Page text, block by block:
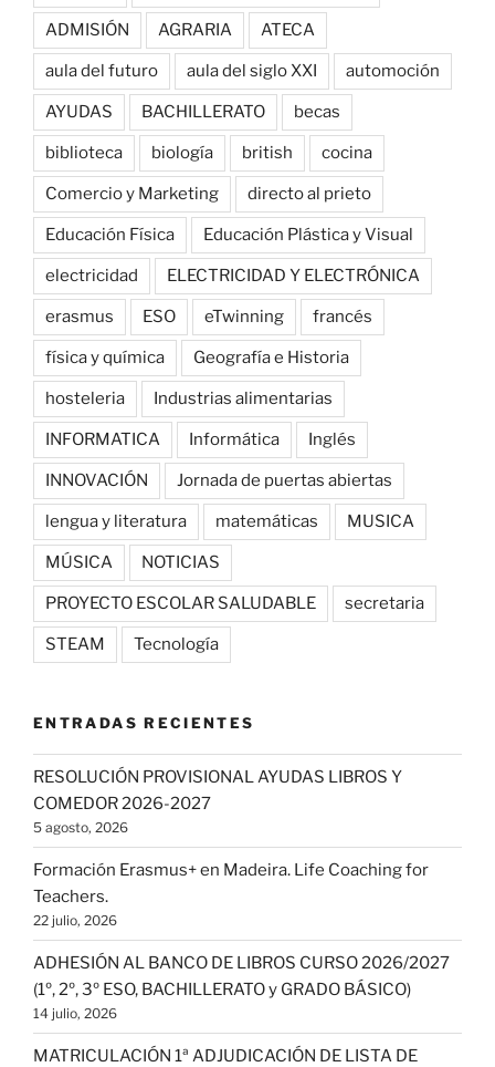
ADMISIÓN AGRARIA ATECA
aula del futuro aula del siglo XXI automoción
AYUDAS BACHILLERATO becas
biblioteca biología british cocina
Comercio y Marketing directo al prieto
Educación Física Educación Plástica y Visual
electricidad ELECTRICIDAD Y ELECTRÓNICA
erasmus ESO eTwinning francés
física y química Geografía e Historia
hosteleria Industrias alimentarias
INFORMATICA Informática Inglés
INNOVACIÓN Jornada de puertas abiertas
lengua y literatura matemáticas MUSICA
MÚSICA NOTICIAS
PROYECTO ESCOLAR SALUDABLE secretaria
STEAM Tecnología
ENTRADAS RECIENTES
RESOLUCIÓN PROVISIONAL AYUDAS LIBROS Y
COMEDOR 2026-2027
5 agosto, 2026
Formación Erasmus+ en Madeira. Life Coaching for
Teachers.
22 julio, 2026
ADHESIÓN AL BANCO DE LIBROS CURSO 2026/2027
(1º, 2º, 3º ESO, BACHILLERATO y GRADO BÁSICO)
14 julio, 2026
MATRICULACIÓN 1ª ADJUDICACIÓN DE LISTA DE